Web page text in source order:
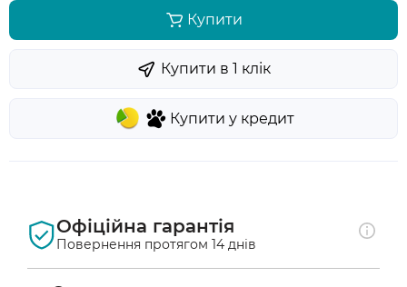
Купити
Купити у кредит
Купити в 1 клiк
Офіційна гарантія
Повернення протягом 14 днів